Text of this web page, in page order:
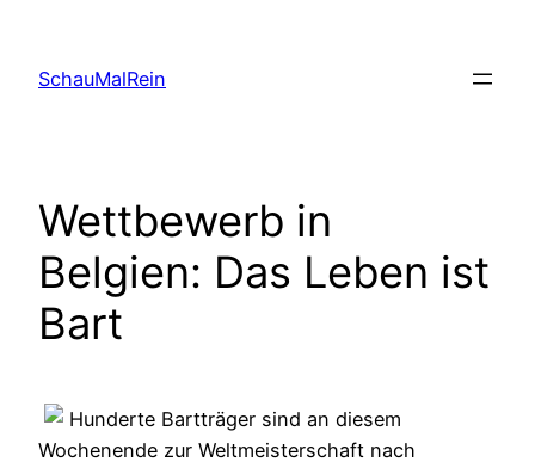
content
SchauMalRein
Wettbewerb in
Belgien: Das Leben ist
Bart
Hunderte Bartträger sind an diesem
Wochenende zur Weltmeisterschaft nach